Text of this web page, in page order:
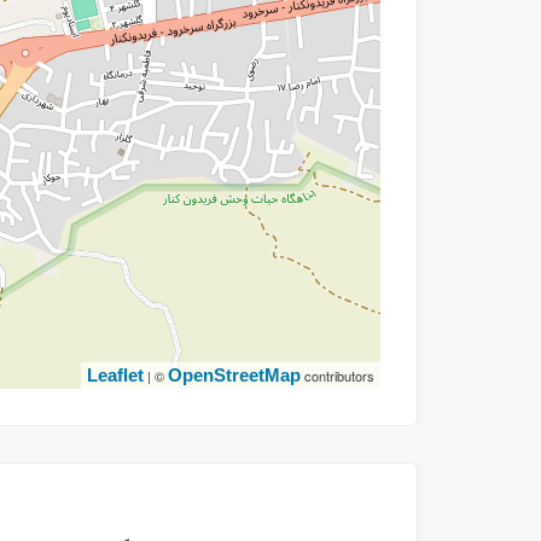
Leaflet | ©OpenStreetMapcontributors